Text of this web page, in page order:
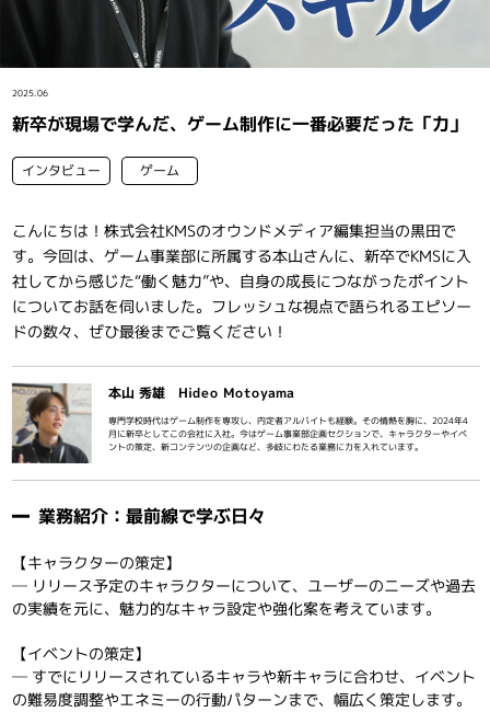
デジタルコミック
マーケティング
インタビュー
2025.06
新卒が現場で学んだ、ゲーム制作に一番必要だった「力」
インタビュー ゲーム
こんにちは！株式会社KMSのオウンドメディア編集担当の黒田で
す。今回は、ゲーム事業部に所属する本山さんに、新卒でKMSに入
社してから感じた“働く魅力”や、自身の成長につながったポイント
についてお話を伺いました。フレッシュな視点で語られるエピソー
ドの数々、ぜひ最後までご覧ください！
本山 秀雄 Hideo Motoyama
専門学校時代はゲーム制作を専攻し、内定者アルバイトも経験。その情熱を胸に、2024年4
月に新卒としてこの会社に入社。今はゲーム事業部企画セクションで、キャラクターやイベ
ントの策定、新コンテンツの企画など、多岐にわたる業務に力を入れています。
業務紹介：最前線で学ぶ日々
【キャラクターの策定】
─ リリース予定のキャラクターについて、ユーザーのニーズや過去
の実績を元に、魅力的なキャラ設定や強化案を考えています。
【イベントの策定】
─ すでにリリースされているキャラや新キャラに合わせ、イベント
の難易度調整やエネミーの行動パターンまで、幅広く策定します。